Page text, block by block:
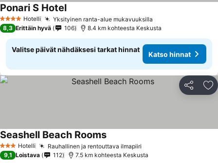
4 Tähtiluokitus
Hotelli Yksityinen ranta-alue mukavuuksilla
Ponari S HotelKatso hinnat
8,3 Erittäin hyvä 106 8.4 km kohteesta Keskusta
Valitse päivät nähdäksesi tarkat hinnat
Katso hinnat
Jaa
3 Tähtiluokitus
Hotelli Rauhallinen ja rentouttava ilmapiiri
Seashell Beach RoomsKatso hinnat
9,1 Loistava 112 7.5 km kohteesta Keskusta